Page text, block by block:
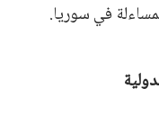
في سوريا.